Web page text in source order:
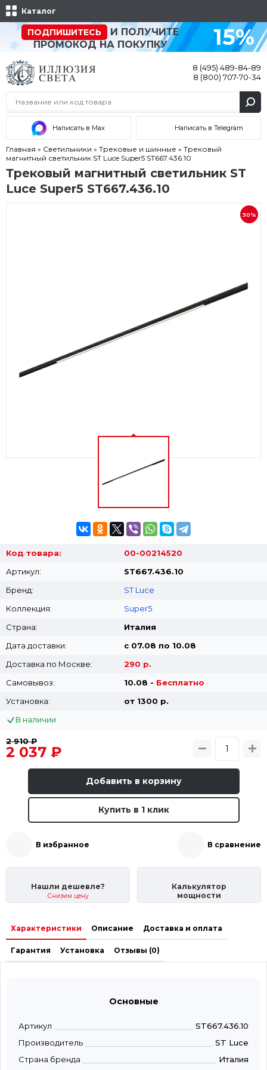
Каталог
ПОДПИШИТЕСЬ
И ПОЛУЧИТЕ
ПРОМОКОД НА ПОКУПКУ
15%
8 (495) 489-84-89
8 (800) 707-70-34
Написать в Max Написать в Telegram
Главная » Светильники » Трековые и шинные » Трековый
магнитный светильник ST Luce Super5 ST667.436.10
Трековый магнитный светильник ST
Luce Super5 ST667.436.10
30%
Код товара:
00-00214520
Артикул:
ST667.436.10
Бренд:
ST Luce
Коллекция:
Super5
Страна:
Италия
Дата доставки:
с 07.08 по 10.08
Доставка по Москве:
290 р.
Самовывоз:
10.08 - Бесплатно
Установка:
от 1300 p.
В наличии
2 910 ₽
2 037 ₽
Добавить в корзину
Купить в 1 клик
В избранное В сравнение
Нашли дешевле?
Снизим цену
Калькулятор
мощности
Характеристики Описание Доставка и оплата
Гарантия Установка Отзывы (0)
Основные
Артикул
ST667.436.10
Производитель
ST Luce
Страна бренда
Италия